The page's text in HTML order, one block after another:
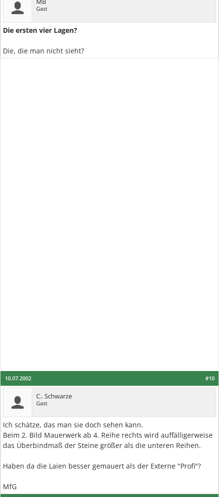
Gast
Die ersten vier Lagen?
Die, die man nicht sieht?
#10
10.07.2002
C.. Schwarze
Gast
Ich schätze, das man sie doch sehen kann.
Beim 2. Bild Mauerwerk ab 4. Reihe rechts wird auffälligerweise
das Überbindmaß der Steine größer als die unteren Reihen.
Haben da die Laien besser gemauert als der Externe "Profi"?
MfG